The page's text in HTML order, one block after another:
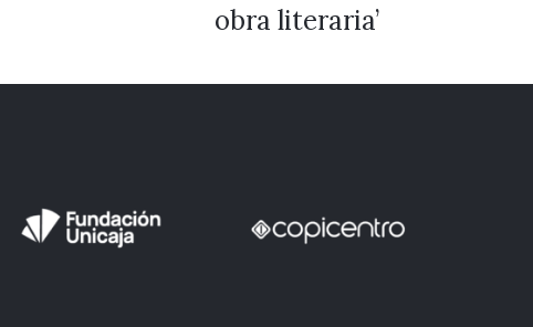
obra literaria’